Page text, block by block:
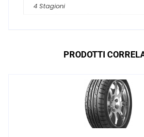
4 Stagioni
PRODOTTI